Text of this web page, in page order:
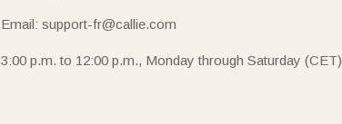
Email: support-fr@callie.com
3:00 p.m. to 12:00 p.m., Monday through Saturday (CET)